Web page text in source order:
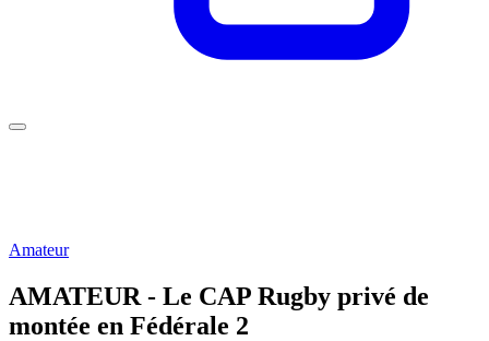
Amateur
AMATEUR - Le CAP Rugby privé de
montée en Fédérale 2